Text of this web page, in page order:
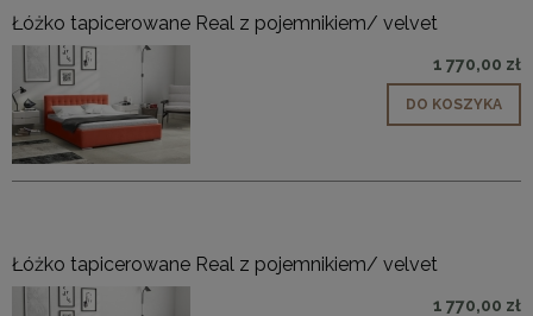
Łóżko tapicerowane Real z pojemnikiem/ velvet
1 770,00 zł
DO KOSZYKA
Łóżko tapicerowane Real z pojemnikiem/ velvet
1 770,00 zł